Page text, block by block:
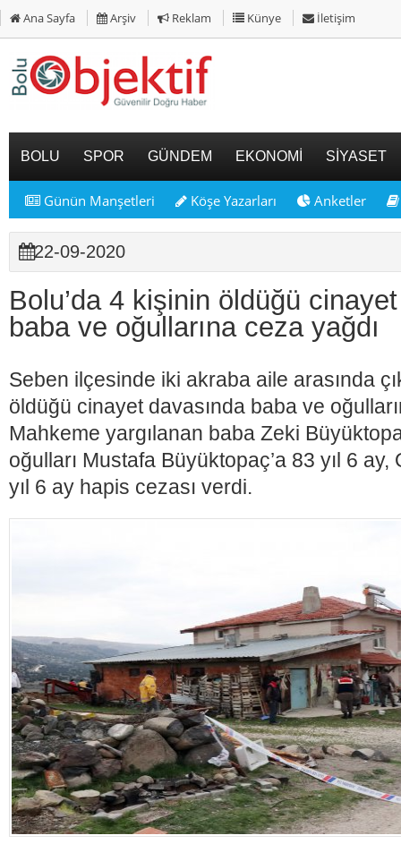
Ana Sayfa Arşiv Reklam Künye İletişim
BOLU SPOR GÜNDEM EKONOMİ SİYASET
Günün Manşetleri Köşe Yazarları Anketler
22-09-2020
Bolu’da 4 kişinin öldüğü
baba ve oğullarına ceza yağdı
Seben ilçesinde iki akraba aile arasında
öldüğü cinayet davasında baba ve
Mahkeme yargılanan baba Zeki
oğulları Mustafa Büyüktopaç’a 83 yıl 6
yıl 6 ay hapis cezası verdi.